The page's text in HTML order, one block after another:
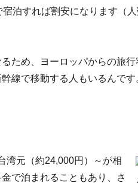
泊すれば割安になります（
ため、ヨーロッパからの旅
線で移動する人もいるんです
湾元（約24,000円）～が相
で泊まれることもあり、さ